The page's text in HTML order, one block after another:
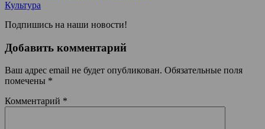
Культура
Подпишись на наши новости!
Добавить комментарий
Ваш адрес email не будет опубликован. Обязательные поля
помечены *
Комментарий *